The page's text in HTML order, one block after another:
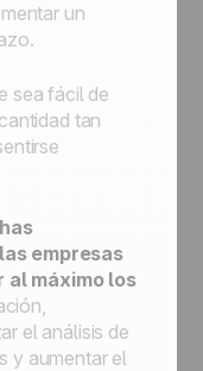
un
sea fácil de
tan
empresas
al máximo los
el análisis de
y aumentar el